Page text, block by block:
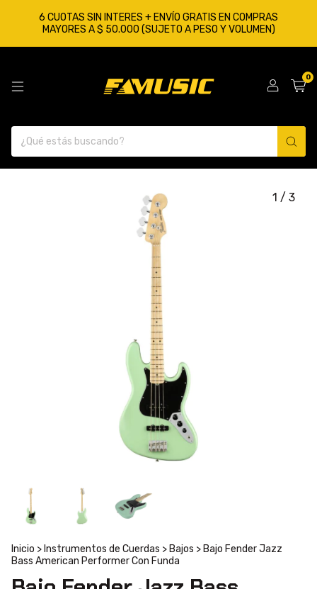
6 CUOTAS SIN INTERES + ENVÍO GRATIS EN COMPRAS
MAYORES A $ 50.000 (SUJETO A PESO Y VOLUMEN)
0
1 / 3
Inicio > Instrumentos de Cuerdas > Bajos > Bajo Fender Jazz
Bass American Performer Con Funda